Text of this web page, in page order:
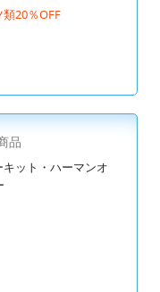
20％OFF
品
ット・ハーマンオ